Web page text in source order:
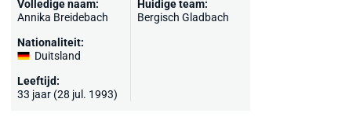
Volledige naam:
Annika Breidebach
Nationaliteit:
Duitsland
Leeftijd:
33 jaar (28 jul. 1993)
Huidige team:
Bergisch Gladbach